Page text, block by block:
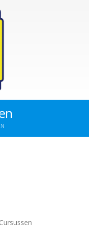
Cursussen